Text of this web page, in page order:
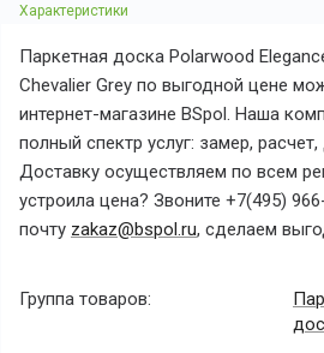
Характеристики
Паркетная доска Polarwood
Chevalier Grey по выгодной цене
интернет-магазине BSpol. Наша
полный спектр услуг: замер,
Доставку осуществляем по всем
устроила цена? Звоните +7(495)
почту zakaz@bspol.ru, сделаем
Группа товаров: